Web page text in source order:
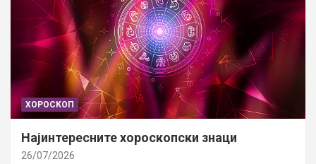
ХОРОСКОП
Најинтересните хороскопски знаци
26/07/2026